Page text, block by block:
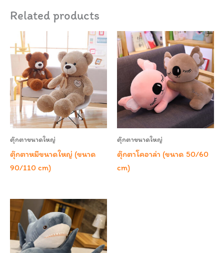
Related products
ตุ๊กตาขนาดใหญ่
ตุ๊กตาหมีขนาดใหญ่ (ขนาด
90/110 cm)
ตุ๊กตาขนาดใหญ่
ตุ๊กตาโคอาล่า (ขนาด 50/60
cm)